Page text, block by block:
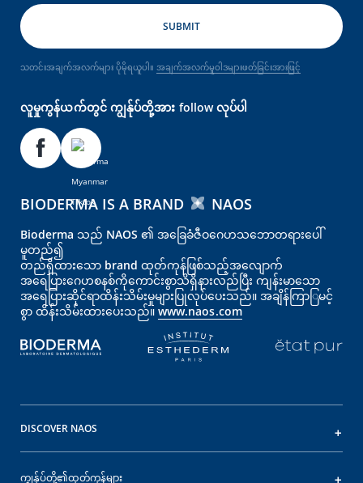
သတင်းအချက်အလက်များ ပိုမိုရယူပါ။ အချက်အလက်မူဝါဒများဖတ်ခြင်းအားဖြင့်
လူမှုကွန်ယက်တွင် ကျွန်ုပ်တို့အား follow လုပ်ပါ
BIODERMA IS A BRAND NAOS
Bioderma သည် NAOS ၏ အခြေခံဇီဝဂေဟသဘောတရားပေါ်
မူတည်၍
တည်ရှိထားသော brand ထုတ်ကုန်ဖြစ်သည့်အလျောက်
အရေပြား‌‌‌‌ဂေဟစနစ်ကိုကောင်းစွာသိရှိနားလည်ပြီး ကျန်းမာသော
အရေပြားဆိုင်ရာထိန်းသိမ်းမှုများပြုလုပ်ပေးသည်။ အချိန်ကြာြမင့်
စွာ ထိန်းသိမ်းထားပေးသည်။ www.naos.com
DISCOVER NAOS
ကျွန်ုပ်တို့၏ထုတ်ကုန်များ